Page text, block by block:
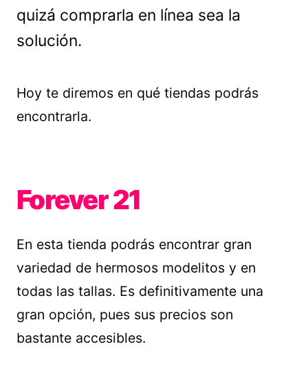
quizá comprarla en línea sea la
solución.
Hoy te diremos en qué tiendas podrás
encontrarla.
Forever 21
En esta tienda podrás encontrar gran
variedad de hermosos modelitos y en
todas las tallas. Es definitivamente una
gran opción, pues sus precios son
bastante accesibles.